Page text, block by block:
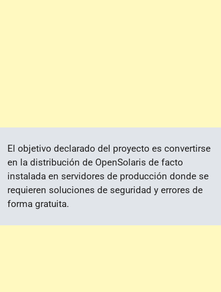
El objetivo declarado del proyecto es convertirse
en la distribución de OpenSolaris de facto
instalada en servidores de producción donde se
requieren soluciones de seguridad y errores de
forma gratuita.